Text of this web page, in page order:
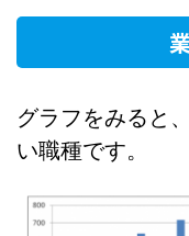
グラフをみると
い職種です。